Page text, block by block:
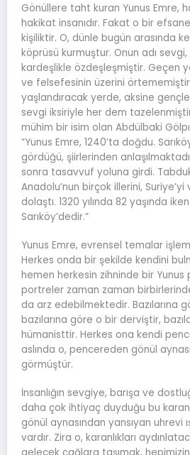
Gönüllere taht kuran Yunus Emre,
hakikat insanıdır. Fakat o bir
kişiliktir. O, dünle bugün arasında
köprüsü kurmuştur. Onun adı
kardeşlikle özdeşleşmiştir. Geçen
ve felsefesinin üzerini
yaşlandıracak yerde, aksine
sevgi iksiriyle her dem
mühim bir isim olan Abdülbaki
“Yunus Emre, 1240’ta doğdu.
gördüğü, şiirlerinden
sonra tasavvuf yoluna girdi.
Anadolu’nun birçok illerini, Suriye’yi
dolaştı. 1320 yılında 82 yaşında
Sarıköy’dedir.”
Yunus Emre, evrensel temalar
Herkes onda bir şekilde kendini
hemen herkesin zihninde bir Yunus
portreler zaman zaman
da arz edebilmektedir. Bazılarına
bazılarına göre o bir derviştir,
hümanisttir. Herkes ona kendi
aslında o, pencereden gönül
görmüştür.
İnsanlığın sevgiye, barışa ve
daha çok ihtiyaç duyduğu bu
gönül aynasından yansıyan uhrevi
vardır. Zira o, karanlıkları